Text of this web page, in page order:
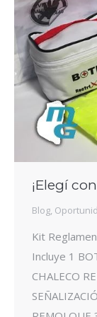
¡Elegí
Blog,
Kit
Incluye 1
CHALECO